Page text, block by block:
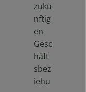
zukü
nftig
en
Gesc
häft
sbez
iehu